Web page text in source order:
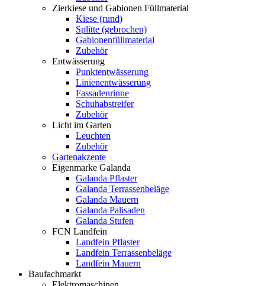
Zierkiese und Gabionen Füllmaterial
Kiese (rund)
Splitte (gebrochen)
Gabionenfüllmaterial
Zubehör
Entwässerung
Punktentwässerung
Linienentwässerung
Fassadenrinne
Schuhabstreifer
Zubehör
Licht im Garten
Leuchten
Zubehör
Gartenakzente
Eigenmarke Galanda
Galanda Pflaster
Galanda Terrassenbeläge
Galanda Mauern
Galanda Palisaden
Galanda Stufen
FCN Landfein
Landfein Pflaster
Landfein Terrassenbeläge
Landfein Mauern
Baufachmarkt